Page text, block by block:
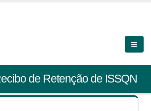
de Retenção de ISSQN